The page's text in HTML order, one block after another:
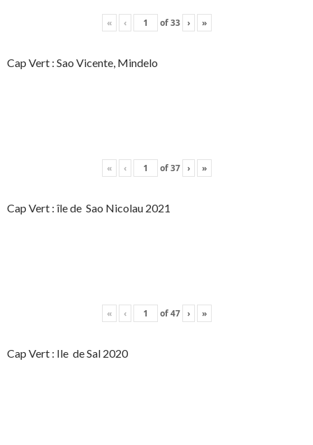
« ‹ of33 › »
Cap Vert : Sao Vicente, Mindelo
« ‹ of37 › »
Cap Vert : île de Sao Nicolau 2021
« ‹ of47 › »
Cap Vert : Ile de Sal 2020